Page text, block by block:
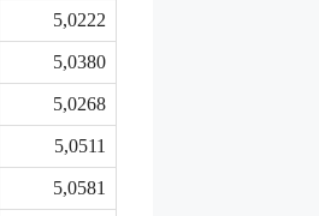
5,0222
5,0380
5,0268
5,0511
5,0581